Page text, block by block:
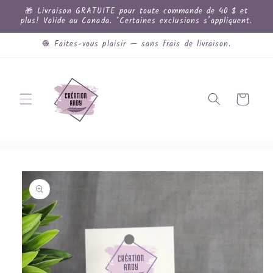
et
passer
au
contenu
🎁 Livraison GRATUITE pour toute commande de 40 $ et
plus! Valide au Canada. *Certaines exclusions s’appliquent.
🧶 Faites-vous plaisir — sans frais de livraison.
Panier
Passer aux
informations
produits